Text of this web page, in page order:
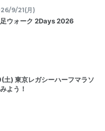
9/21(月)
ウォーク 2Days 2026
土) 東京レガシーハーフマラソ
よう！